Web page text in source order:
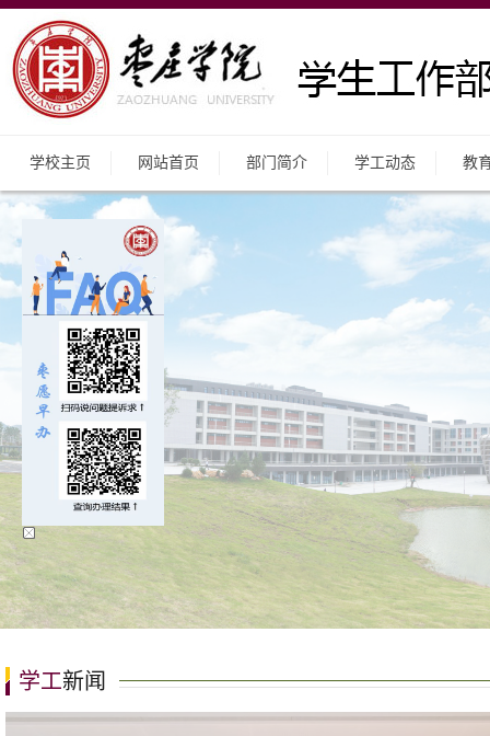
学校主页 网站首页 部门简介 学工动态 教
学工新闻